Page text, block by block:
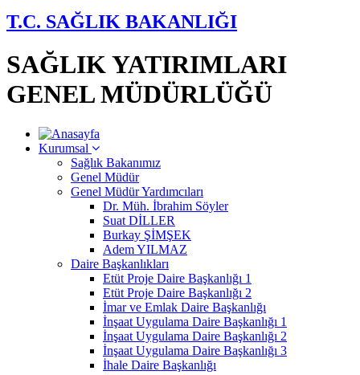
T.C. SAĞLIK BAKANLIĞI
SAĞLIK YATIRIMLARI
GENEL MÜDÜRLÜĞÜ
Kurumsal
Sağlık Bakanımız
Genel Müdür
Genel Müdür Yardımcıları
Dr. Müh. İbrahim Söyler
Suat DİLLER
Burkay ŞİMŞEK
Adem YILMAZ
Daire Başkanlıkları
Etüt Proje Daire Başkanlığı 1
Etüt Proje Daire Başkanlığı 2
İmar ve Emlak Daire Başkanlığı
İnşaat Uygulama Daire Başkanlığı 1
İnşaat Uygulama Daire Başkanlığı 2
İnşaat Uygulama Daire Başkanlığı 3
İhale Daire Başkanlığı